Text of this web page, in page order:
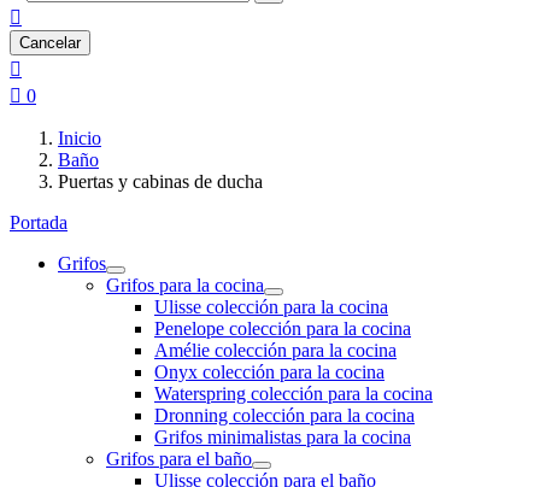

Cancelar

 0
Inicio
Baño
Puertas y cabinas de ducha
Portada
Grifos
Grifos para la cocina
Ulisse colección para la cocina
Penelope colección para la cocina
Amélie colección para la cocina
Onyx colección para la cocina
Waterspring colección para la cocina
Dronning colección para la cocina
Grifos minimalistas para la cocina
Grifos para el baño
Ulisse colección para el baño